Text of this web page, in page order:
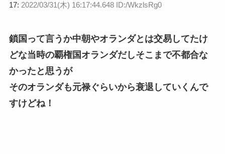
17: 2022/03/31(木) 16:17:44.648 ID:/WkzlsRg0
鎖国って言うか中朝やオランダとは交易してたけ
どな当時の覇権国オランダだしそこまで不都合な
かったと思うが
そのオランダも元禄ぐらいから衰退していくんで
すけどね！